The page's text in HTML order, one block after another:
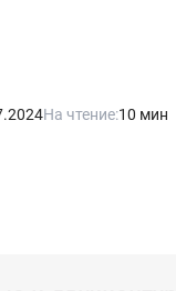
На чтение:10 мин